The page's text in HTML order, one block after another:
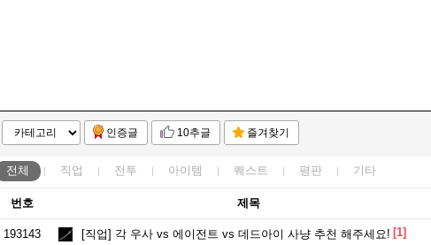
인증글 10추글 즐겨찾기
전체 직업 전투 아이템 퀘스트 평판 기타
번호 제목
193143 [직업] 각 우사 vs 에이전트 vs 데드아이 사냥 추천 해주세요! [1]